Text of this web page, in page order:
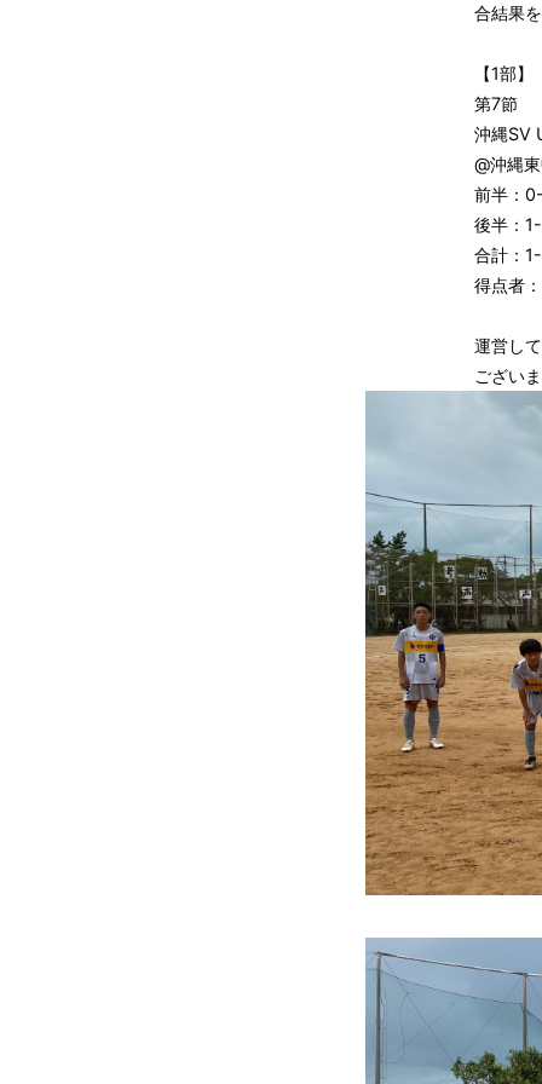
合結果
【1部】
第7節
沖縄SV
@沖縄
前半：
後半：
合計：
得点者
運営し
ござい